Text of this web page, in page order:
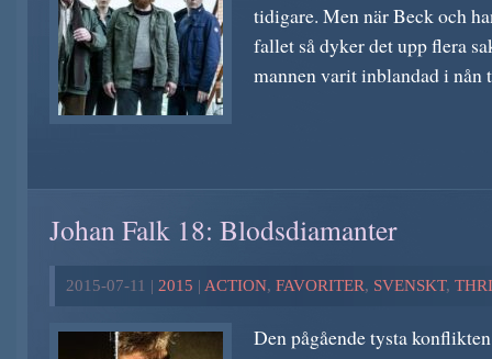
tidigare. Men när Beck och
fallet så dyker det upp flera
mannen varit inblandad i nån
Johan Falk 18: Blodsdiamanter
2015-07-11 | 2015 | ACTION, FAVORITER, SVENSKT,
Den pågående tysta